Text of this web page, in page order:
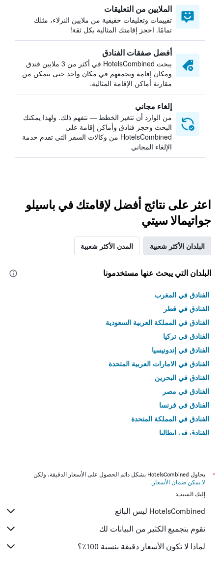
الملايين من التعليقات
تقييمات وتعليقات حقيقية من ملايين النزلاء، مثلك
تمامًا. احجز إقامتك المثالية بكل ثقة!
أفضل صفقات الفنادق
يبحث HotelsCombined في أكثر من 3 ملايين فندق
ومكان إقامة ويجمعهم في مكان واحد حتى تتمكن من
مقارنة أماكن الإقامة المثالية.
إلغاء مجاني
من الوارد أن تتغير الخطط — نتفهم ذلك. ولهذا يمكنك
البحث وحجز فنادق وأماكن إقامة على
HotelsCombined من وكالات السفر التي تقدم خدمة
الإلغاء المجاني
اعثر على نتائج أفضل لإقامتك في باسيلو
جواتيمالا سيتي
البلدان الأكثر شعبية المدن الأكثر شعبية
البلدان التي يبحث عنها مستخدمونا
الفنادق في المغرب
الفنادق في قطر
الفنادق في المملكة العربية السعودية
الفنادق في تركيا
الفنادق في إندونيسيا
الفنادق في الامارات العربية المتحدة
الفنادق في البحرين
الفنادق في مصر
الفنادق في فرنسا
الفنادق في المملكة المتحدة
الفنادق في إيطاليا
*
يحاول HotelsCombined بشكل دائم الحصول على الأسعار الدقيقة، ولكن
لا يمكن ضمان الأسعار .
إليك السبب:
HotelsCombined ليس البائع
نقوم بتجميع الكثير من البيانات لك
لماذا لا تكون الأسعار دقيقة بنسبة 100٪؟